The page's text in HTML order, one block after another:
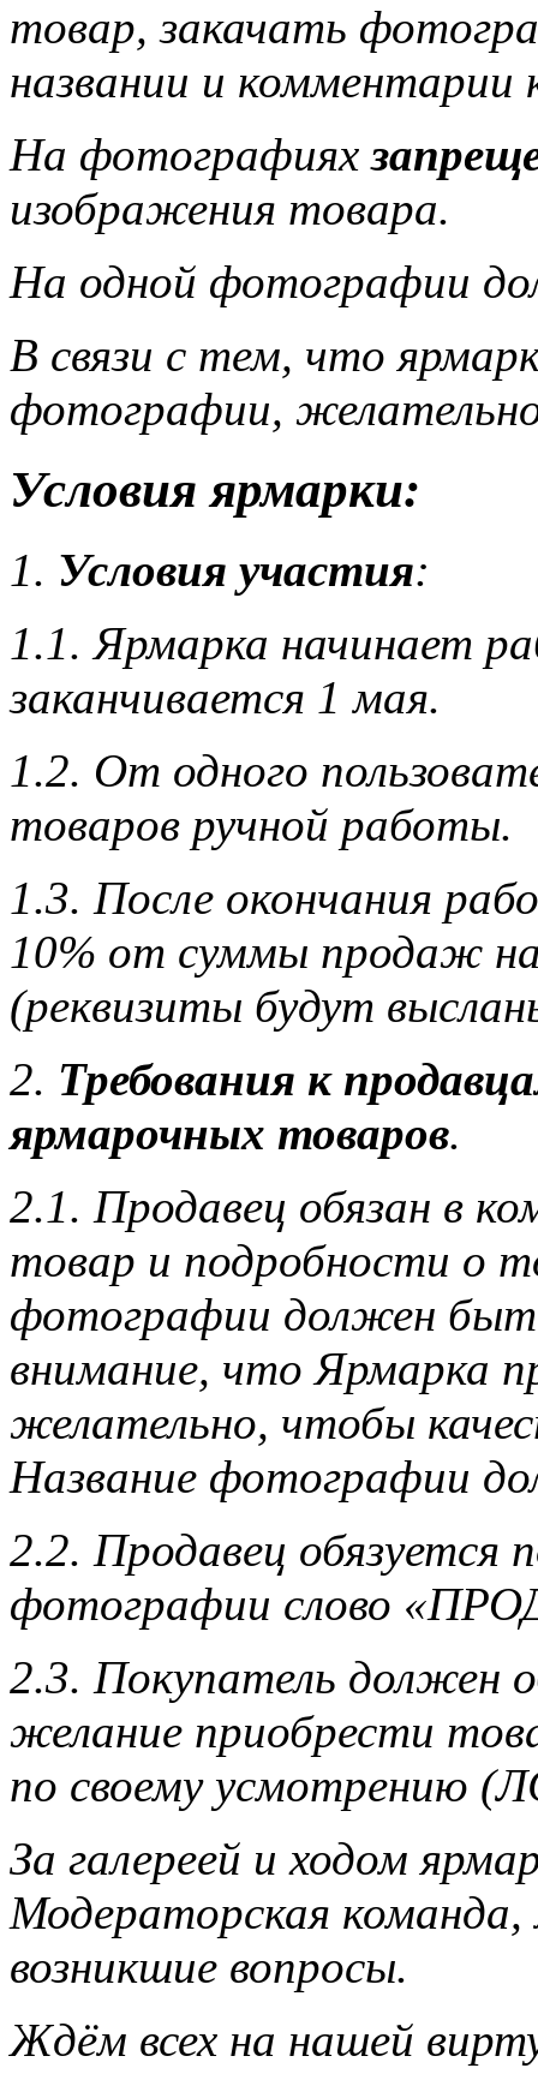
товар, закачать
названии и
На фотографиях
изображения товара.
На одной фотографии
В связи с тем, что
фотографии,
Условия ярмарки:
1. Условия участия:
1.1. Ярмарка начинает
заканчивается 1 мая.
1.2. От одного
товаров ручной работы.
1.3. После окончания
10% от суммы продаж
(реквизиты будут
2. Требования к
ярмарочных товаров.
2.1. Продавец обязан в
товар и подробности о
фотографии должен
внимание, что Ярмарка
желательно, чтобы
Название фотографии
2.2. Продавец обязуется
фотографии слово
2.3. Покупатель должен
желание приобрести
по своему усмотрению
За галереей и ходом
Модераторская
возникшие вопросы.
Ждём всех на нашей